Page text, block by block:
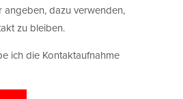
angeben, dazu verwenden,
zu bleiben.
ich die Kontaktaufnahme